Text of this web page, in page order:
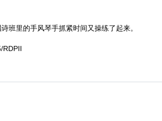
班里的手风琴手抓紧时间又操练了起来。
RDPII